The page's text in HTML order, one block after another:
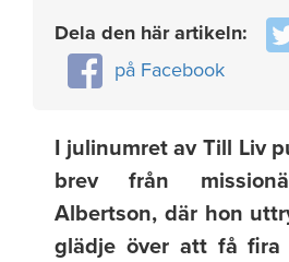
Dela den här artikeln:
på Facebook
I julinumret av Till Liv
brev från
Albertson, där hon
glädje över att få fira